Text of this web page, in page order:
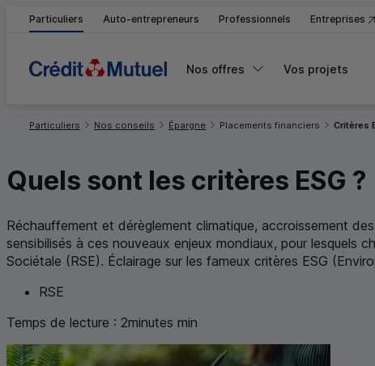
Particuliers Auto-entrepreneurs Professionnels Entreprises
Nos offres Vos projets
Particuliers Nos conseils Épargne Placements financiers Critères
Quels sont les critères ESG ?
Réchauffement et dérèglement climatique, accroissement
sensibilisés à ces nouveaux enjeux mondiaux, pour lesquels
Sociétale (RSE). Éclairage sur les fameux critères ESG
RSE
Temps de lecture : 2minutes min